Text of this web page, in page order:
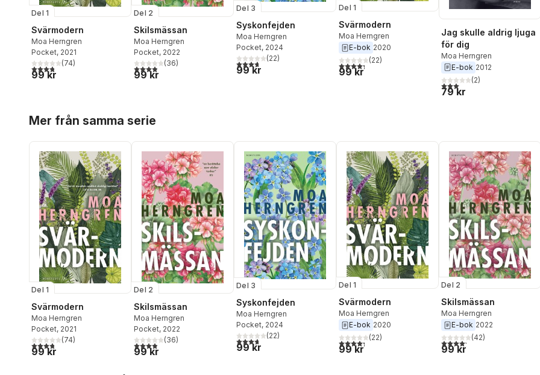
Del 1
Svärmodern
Moa Herngren
Pocket, 2021
3,8utav 5 stjärnor. Totalt antal röster:
(74)
99 kr
Del 2
Skilsmässan
Moa Herngren
Pocket, 2022
3,9utav 5 stjärnor. Totalt antal röster:
(36)
99 kr
Del 3
Syskonfejden
Moa Herngren
Pocket, 2024
3,7utav 5 stjärnor. Totalt antal röster:
(22)
99 kr
Del 1
Svärmodern
Moa Herngren
E-bok 2020
4,3utav 5 stjärnor. Totalt antal röster:
(22)
99 kr
Jag skulle aldrig ljuga
för dig
Moa Herngren
E-bok 2012
3,0utav 5 stjärnor. Totalt
(2)
79 kr
Mer från samma serie
Del 1
Svärmodern
Moa Herngren
Pocket, 2021
3,8utav 5 stjärnor. Totalt antal röster:
(74)
99 kr
Del 2
Skilsmässan
Moa Herngren
Pocket, 2022
3,9utav 5 stjärnor. Totalt antal röster:
(36)
99 kr
Del 3
Syskonfejden
Moa Herngren
Pocket, 2024
3,7utav 5 stjärnor. Totalt antal röster:
(22)
99 kr
Del 1
Svärmodern
Moa Herngren
E-bok 2020
4,3utav 5 stjärnor. Totalt antal röster:
(22)
99 kr
Del 2
Skilsmässan
Moa Herngren
E-bok 2022
4,2utav 5 stjärnor. Totalt
(42)
99 kr